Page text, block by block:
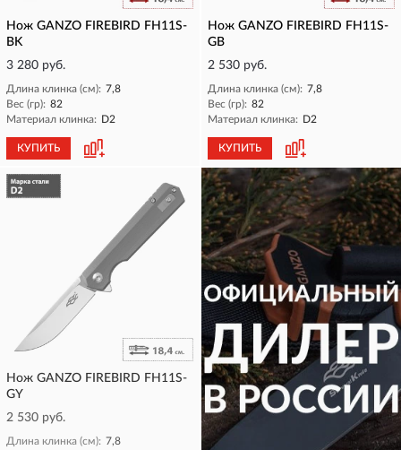
Нож GANZO FIREBIRD FH11S-
BK
3 280 руб.
Длина клинка (см): 7,8
Вес (гр): 82
Материал клинка: D2
КУПИТЬ
Нож GANZO FIREBIRD FH11S-
GB
2 530 руб.
Длина клинка (см): 7,8
Вес (гр): 82
Материал клинка: D2
КУПИТЬ
Нож GANZO FIREBIRD FH11S-
GY
2 530 руб.
Длина клинка (см): 7,8